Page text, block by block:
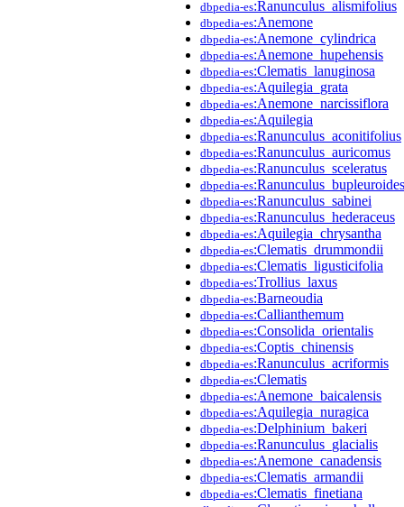
dbpedia-es:Ranunculus_alismifolius
dbpedia-es:Anemone
dbpedia-es:Anemone_cylindrica
dbpedia-es:Anemone_hupehensis
dbpedia-es:Clematis_lanuginosa
dbpedia-es:Aquilegia_grata
dbpedia-es:Anemone_narcissiflora
dbpedia-es:Aquilegia
dbpedia-es:Ranunculus_aconitifolius
dbpedia-es:Ranunculus_auricomus
dbpedia-es:Ranunculus_sceleratus
dbpedia-es:Ranunculus_bupleuroides
dbpedia-es:Ranunculus_sabinei
dbpedia-es:Ranunculus_hederaceus
dbpedia-es:Aquilegia_chrysantha
dbpedia-es:Clematis_drummondii
dbpedia-es:Clematis_ligusticifolia
dbpedia-es:Trollius_laxus
dbpedia-es:Barneoudia
dbpedia-es:Callianthemum
dbpedia-es:Consolida_orientalis
dbpedia-es:Coptis_chinensis
dbpedia-es:Ranunculus_acriformis
dbpedia-es:Clematis
dbpedia-es:Anemone_baicalensis
dbpedia-es:Aquilegia_nuragica
dbpedia-es:Delphinium_bakeri
dbpedia-es:Ranunculus_glacialis
dbpedia-es:Anemone_canadensis
dbpedia-es:Clematis_armandii
dbpedia-es:Clematis_finetiana